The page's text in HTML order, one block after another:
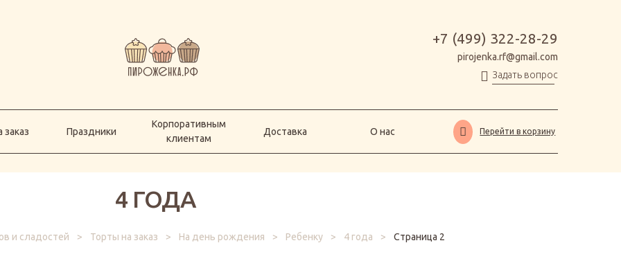
+7 (499) 322-28-29
pirojenka.rf@gmail.com
Задать вопрос
заказ Праздники
Корпоративным
клиентам
Доставка О нас Перейти в корзину
4 ГОДА
и сладостей > Торты на заказ > На день рождения > Ребенку > 4 года > Страница 2